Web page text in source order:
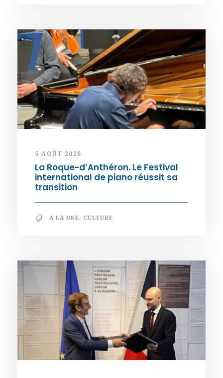
5 AOÛT 2026
La Roque-d’Anthéron. Le Festival
international de piano réussit sa
transition
A LA UNE, CULTURE